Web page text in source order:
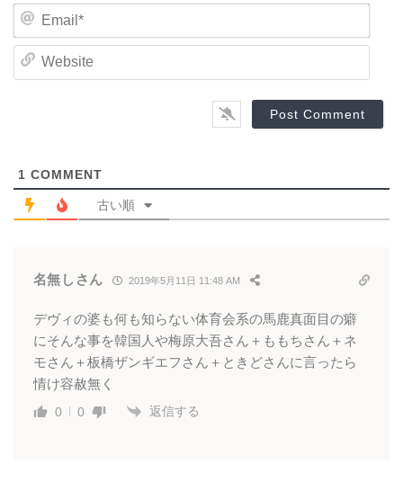
E
a
*b
1 COMMENT
古い順
名無しさん 2019年5月11日 11:48 AM
デヴィの婆も何も知らない体育会系の馬鹿真面目の癖
にそんな事を韓国人や梅原大吾さん＋ももちさん＋ネ
モさん＋板橋ザンギエフさん＋ときどさんに言ったら
情け容赦無く
0 0 返信する